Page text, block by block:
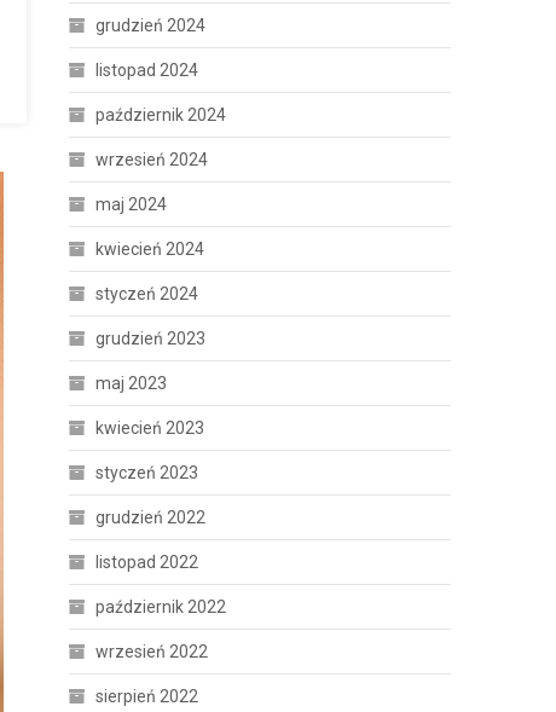
grudzień 2024
listopad 2024
październik 2024
wrzesień 2024
maj 2024
kwiecień 2024
styczeń 2024
grudzień 2023
maj 2023
kwiecień 2023
styczeń 2023
grudzień 2022
listopad 2022
październik 2022
wrzesień 2022
sierpień 2022